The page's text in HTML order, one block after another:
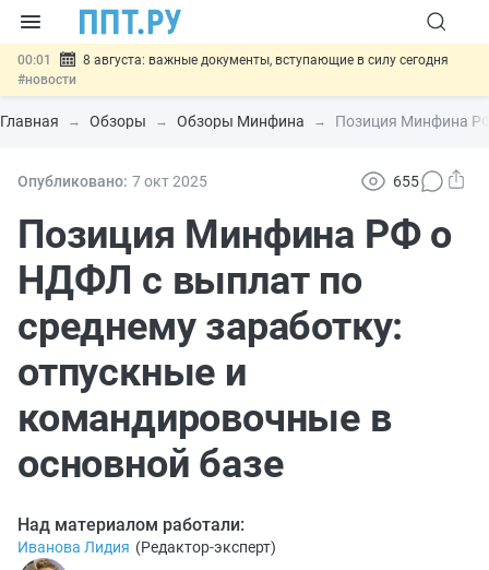
00:01
8 августа: важные документы, вступающие в силу сегодня
#новости
07.08 Подписан закон о блокировке продажи опасных товаров через
«Честный знак»#новости
07.08 Госпошлину за устранение ошибок в документах предлагают
07.08
Разработают единые критерии трудовых и ГПХ-
отношений #новости
Главная Обзоры Обзоры Минфина Позиция Минфина
Опубликовано: 7 окт2025 655
Позиция Минфина РФ о
НДФЛ с выплат по
среднему заработку:
отпускные и
командировочные в
основной базе
Над материалом работали:
Иванова Лидия (Редактор-эксперт)